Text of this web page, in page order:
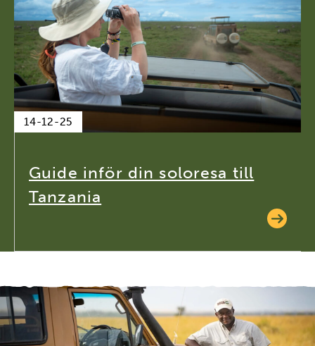
14-12-25
Guide inför din soloresa till
Tanzania